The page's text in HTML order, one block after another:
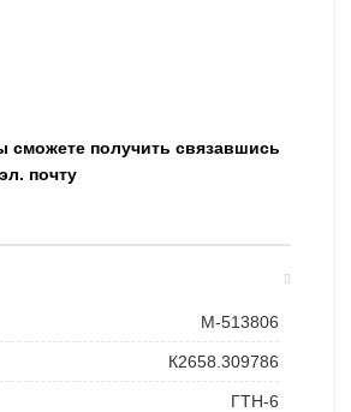
получить связавшись
почту
М-513806
К2658.309786
ГТН-6